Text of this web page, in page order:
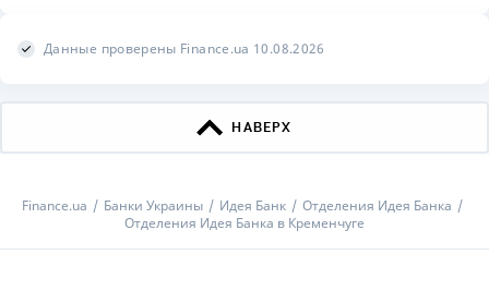
Данные проверены Finance.ua 10.08.2026
НАВЕРХ
Finance.ua Банки Украины Идея Банк
Отделения Идея Банка
Отделения Идея Банка в Кременчуге